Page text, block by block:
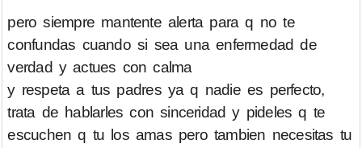
pero siempre mantente alerta para q no te
confundas cuando si sea una enfermedad de
verdad y actues con calma
y respeta a tus padres ya q nadie es perfecto,
trata de hablarles con sinceridad y pideles q te
escuchen q tu los amas pero tambien necesitas tu